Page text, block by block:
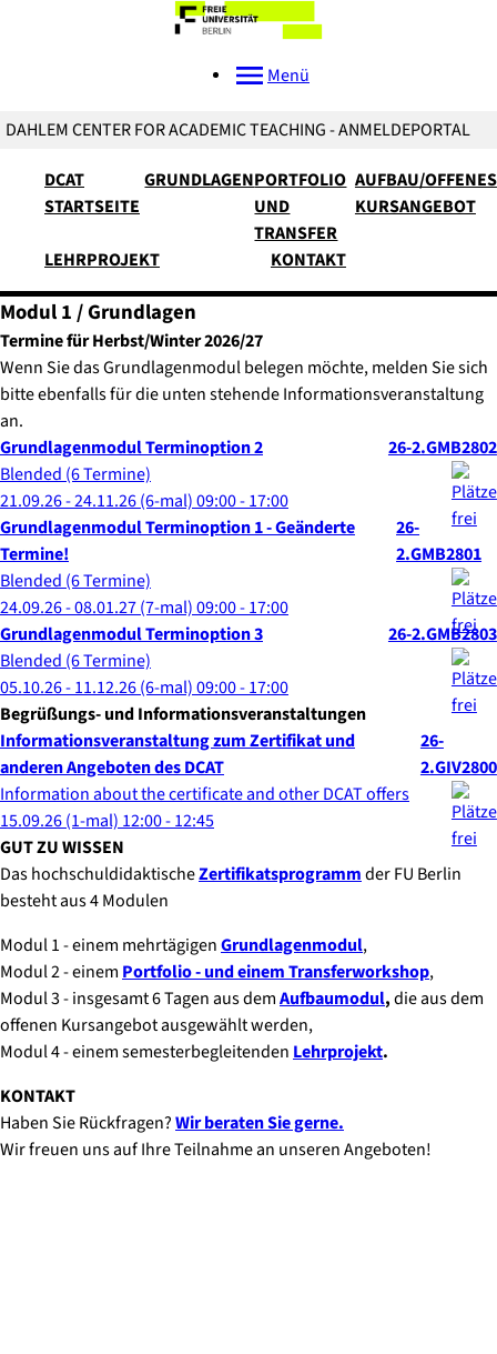
Menü
DAHLEM CENTER FOR ACADEMIC TEACHING - ANMELDEPORTAL
DCAT
STARTSEITE
GRUNDLAGENPORTFOLIO
UND
TRANSFER
AUFBAU/OFFENES
KURSANGEBOT
LEHRPROJEKT KONTAKT
Modul 1 / Grundlagen
Termine für Herbst/Winter 2026/27
Wenn Sie das Grundlagenmodul belegen möchte, melden Sie sich
bitte ebenfalls für die unten stehende Informationsveranstaltung
an.
Grundlagenmodul Terminoption 2
26-2.GMB2802
Blended (6 Termine)
21.09.26 - 24.11.26(6-mal)09:00- 17:00
Grundlagenmodul Terminoption 1 - Geänderte
Termine!
26-
2.GMB2801
Blended (6 Termine)
24.09.26 - 08.01.27(7-mal)09:00- 17:00
Grundlagenmodul Terminoption 3
26-2.GMB2803
Blended (6 Termine)
05.10.26 - 11.12.26(6-mal)09:00- 17:00
Begrüßungs- und Informationsveranstaltungen
Informationsveranstaltung zum Zertifikat und
anderen Angeboten des DCAT
26-
2.GIV2800
Information about the certificate and other DCAT offers
15.09.26(1-mal) 12:00- 12:45
GUT ZU WISSEN
Das hochschuldidaktischeZertifikatsprogrammder FU Berlin
besteht aus 4 Modulen
Modul 1 - einem mehrtägigenGrundlagenmodul,
Modul 2 - einem Portfolio - und einem Transferworkshop,
Modul 3 - insgesamt 6 Tagen aus demAufbaumodul,die aus dem
offenen Kursangebot ausgewählt werden,
Modul 4 - einem semesterbegleitenden Lehrprojekt.
KONTAKT
Haben Sie Rückfragen?Wir beraten Sie gerne.
Wir freuen uns auf Ihre Teilnahme an unseren Angeboten!